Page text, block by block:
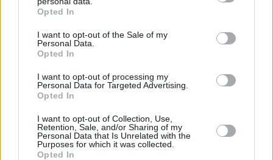
grant or deny consent to Google and its third-party tags to
use your data for below specified purposes in below Google
consent section.
Opted In
I want to opt-out of the Sale of my
Personal Data.
Opted In
I want to opt-out of processing my
Personal Data for Targeted Advertising.
Opted In
I want to opt-out of Collection, Use,
Retention, Sale, and/or Sharing of my
Personal Data that Is Unrelated with the
Purposes for which it was collected.
Opted In
«Μπαμπά, το να σε αγαπάω είναι τέτοιο
δώρο. Είσαι ο πιο αστείος, ο πιο τρυφερός, ο
πιο γοητευτικός, ο πιο ανόητος, ο πιο
ταλαντούχος και μαγικός μπαμπάς.
πρωί, γεμίζω με βαθύτατη ευγνωμοσύνη που
επιλέξαμε να περάσουμε αυτή τη ζωή μαζί.
Είμαι το πρώτο σου μωρό και μερικές φορές